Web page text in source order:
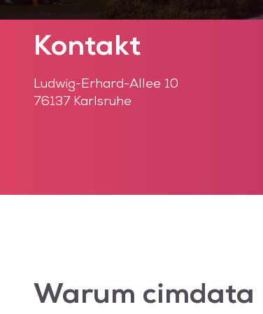
Kontakt
Ludwig-Erhard-Allee 10
76137 Karlsruhe
Warum cimdata